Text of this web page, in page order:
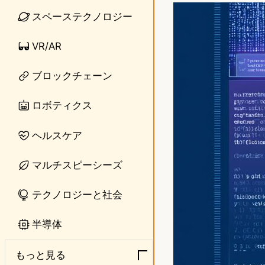
スペーステクノロジー
VR/AR
ブロックチェーン
ロボティクス
ヘルスケア
マルチスピーシーズ
テクノロジーと社会
半導体
もっと見る
s
t
o
d
o
n